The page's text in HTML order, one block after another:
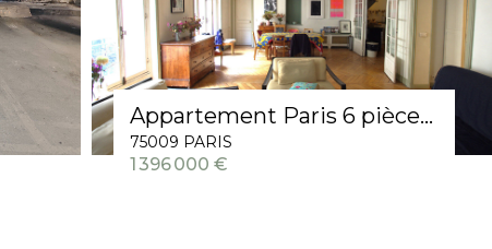
Appartement Paris 6 pièce(s) 174.49 m2
75009 PARIS
1 396 000 €